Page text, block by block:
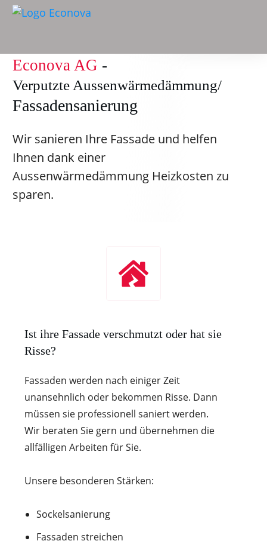
Econova AG -
Verputzte Aussenwärmedämmung/
Fassadensanierung
Wir sanieren Ihre Fassade und helfen
Ihnen dank einer
Aussenwärmedämmung Heizkosten zu
sparen.
Ist ihre Fassade verschmutzt oder hat sie
Risse?
Fassaden werden nach einiger Zeit
unansehnlich oder bekommen Risse. Dann
müssen sie professionell saniert werden.
Wir beraten Sie gern und übernehmen die
allfälligen Arbeiten für Sie.
Unsere besonderen Stärken:
Sockelsanierung
Fassaden streichen